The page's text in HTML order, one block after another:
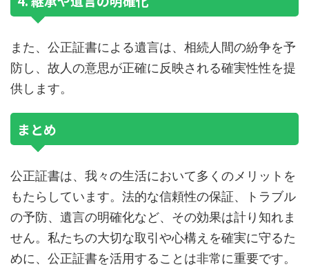
また、公正証書による遺言は、相続人間の紛争を予
防し、故人の意思が正確に反映される確実性性を提
供します。
まとめ
公正証書は、我々の生活において多くのメリットを
もたらしています。法的な信頼性の保証、トラブル
の予防、遺言の明確化など、その効果は計り知れま
せん。私たちの大切な取引や心構えを確実に守るた
めに、公正証書を活用することは非常に重要です。